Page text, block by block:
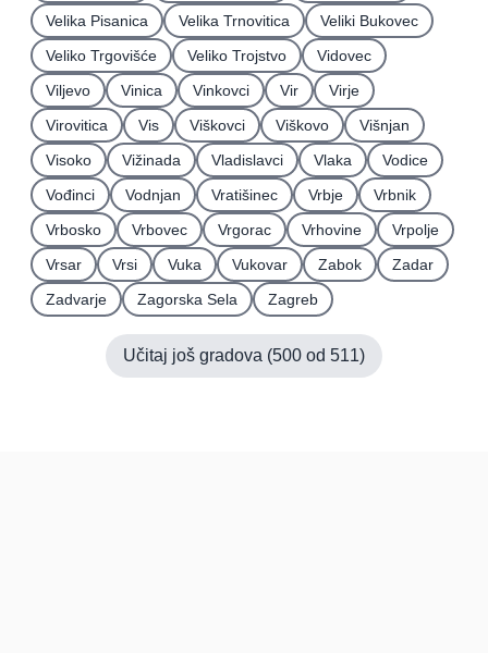
Velika Pisanica
Velika Trnovitica
Veliki Bukovec
Veliko Trgovišće
Veliko Trojstvo
Vidovec
Viljevo
Vinica Vinkovci Vir
Virje
Virovitica
Vis Viškovci Viškovo
Višnjan
Visoko
Vižinada Vladislavci Vlaka
Vodice
Vođinci
Vodnjan Vratišinec Vrbje
Vrbnik
Vrbosko
Vrbovec Vrgorac Vrhovine
Vrpolje
Vrsar
Vrsi Vuka Vukovar Zabok
Zadar
Zadvarje
Zagorska Sela Zagreb
Učitaj još gradova (500 od 511)